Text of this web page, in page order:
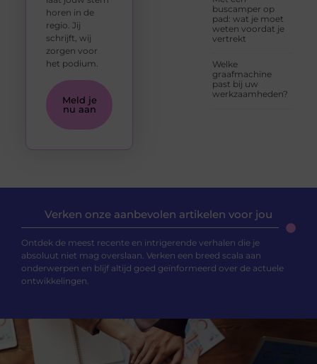
buscamper op
pad: wat je moet
weten voordat je
vertrekt
Welke
graafmachine
past bij uw
werkzaamheden?
horen in de
regio. Jij
schrijft, wij
zorgen voor
het podium.
Meld je
nu aan
Verken onze aanbevolen artikelen voor jou
Ontdek de meest recente en intrigerende verhalen die je
absoluut niet mag overslaan. Verken een breed scala aan
onderwerpen en blijf altijd goed geïnformeerd over de actuele
ontwikkelingen.